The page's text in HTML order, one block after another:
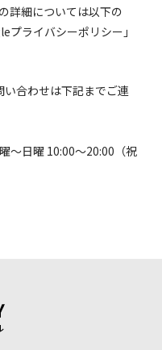
詳細については以下の
プライバシーポリシー」
合わせは下記までご連
〜日曜 10:00〜20:00（祝